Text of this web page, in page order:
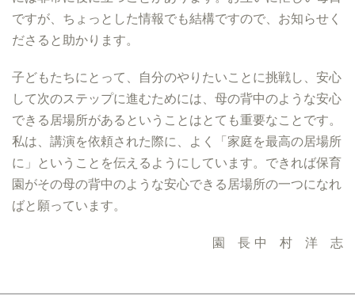
ですが、ちょっとした情報でも結構ですので、お知らせく
ださると助かります。
子どもたちにとって、自分のやりたいことに挑戦し、安心
して次のステップに進むためには、母の背中のような安心
できる居場所があるということはとても重要なことです。
私は、講演を依頼された際に、よく「家庭を最高の居場所
に」ということを伝えるようにしています。できれば保育
園がその母の背中のような安心できる居場所の一つになれ
ばと願っています。
園 長 中 村 洋 志